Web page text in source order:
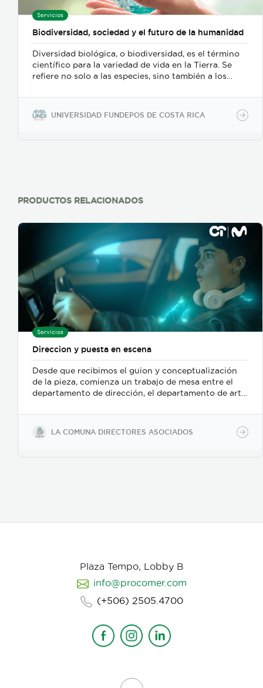
Servicios
Biodiversidad, sociedad y el futuro de la humanidad
Diversidad biológica, o biodiversidad, es el término
científico para la variedad de vida en la Tierra. Se
refiere no solo a las especies, sino también a los
una sola especie. En todas partes del planeta, las
especies viven juntas y dependen unas de otras.
Todo ser vivo, incluido ser humano, está involucrado
primas y recursos para medicamentos y otros fines.
nuestras economías. Así de simple: no podríamos
vivir sin estos ""servicios ecosistémicos"". Son lo que
llamamos nuestro capital natural.
UNIVERSIDAD FUNDEPOS DE COSTA RICA
PRODUCTOS RELACIONADOS
Servicios
Direccion y puesta en escena
Desde que recibimos el guion y conceptualización
de la pieza, comienza un trabajo de mesa entre el
departamento de dirección, el departamento de arte,
buscamos reforzar la historia, nos centramos
fuertemente en la selección de casting, en el tono
para los actores con instrucciones claras, paletas de
LA COMUNA DIRECTORES ASOCIADOS
Plaza Tempo, Lobby B
info@procomer.com
(+506) 2505.4700